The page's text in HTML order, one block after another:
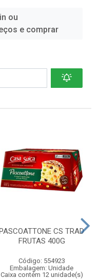
ou
e comprar
CS TRAD
FRUTAS 400G
Código: 554923
Embalagem: Unidade
Caixa contém 12 unidade(s)